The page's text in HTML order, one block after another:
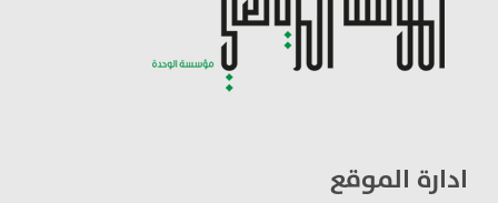
ادارة الموقع